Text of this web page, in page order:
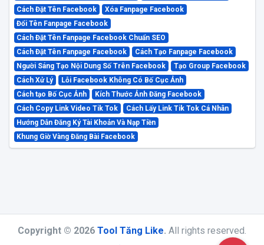
Cách Đặt Tên Facebook
Xóa Fanpage Facebook
Đổi Tên Fanpage Facebook
Cách Đặt Tên Fanpage Facebook Chuẩn SEO
Cách Đặt Tên Fanpage Facebook
Cách Tạo Fanpage Facebook
Người Sáng Tạo Nội Dung Số Trên Facebook
Tạo Group Facebook
Cách Xử Lý
Lỗi Facebook Không Có Bố Cục Ảnh
Cách tạo Bố Cục Ảnh
Kích Thước Ảnh Đăng Facebook
Cách Copy Link Video Tik Tok
Cách Lấy Link Tik Tok Cá Nhân
Hướng Dẫn Đăng Ký Tài Khoản Và Nạp Tiền
Khung Giờ Vàng Đăng Bài Facebook
Copyright © 2026 Tool Tăng Like. All rights reserved.